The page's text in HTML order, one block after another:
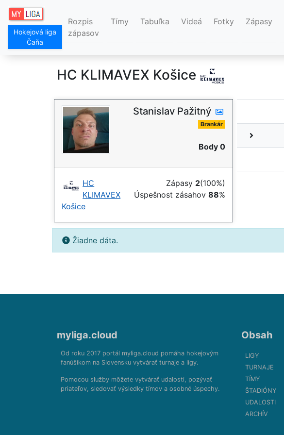
Hokejová liga
Čaňa
Rozpis
zápasov
Tímy Tabuľka Videá Fotky Zápasy
HC KLIMAVEX Košice
Stanislav Pažitný
Brankár
Body 0
HC
KLIMAVEX
Košice
Zápasy 2(100%)
Úspešnost zásahov 88%
Žiadne dáta.
myliga.cloud
Od roku 2017 portál myliga.cloud pomáha hokejovým
fanúšikom na Slovensku vytvárať turnaje a ligy.
Pomocou služby môžete vytvárať udalosti, pozývať
priateľov, sledovať výsledky tímov a osobné úspechy.
Obsah
LIGY
TURNAJE
TÍMY
ŠTADIÓNY
UDALOSTI
ARCHÍV